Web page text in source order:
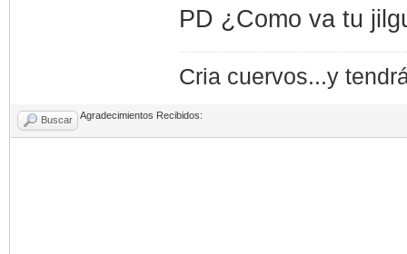
PD ¿Como va tu
Cria cuervos...y
Buscar Agradecimientos Recibidos: